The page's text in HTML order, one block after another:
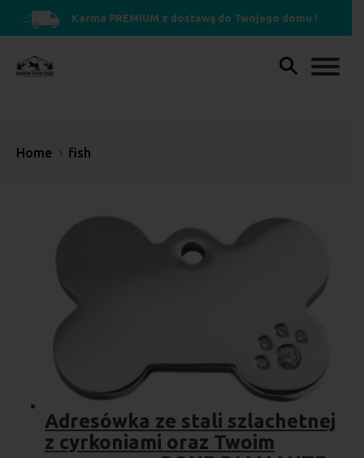
Karma PREMIUM z dostawą do Twojego domu !
Home fish
Adresówka ze stali szlachetnej
z cyrkoniami oraz Twoim